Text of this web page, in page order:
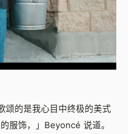
颂的是我心目中终极的美式
服饰，」Beyoncé 说道。